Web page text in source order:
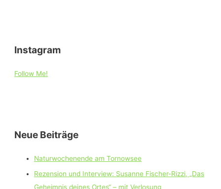
Instagram
Follow Me!
Neue Beiträge
Naturwochenende am Tornowsee
Rezension und Interview: Susanne Fischer-Rizzi, „Das
Geheimnis deines Ortes“ – mit Verlosung